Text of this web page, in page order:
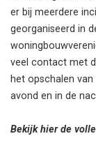
er bij meerdere
georganiseerd in
veel contact met
het opschalen
avond en in de
Bekijk hier de